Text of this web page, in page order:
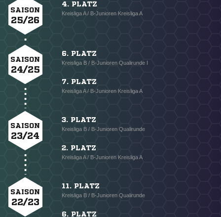
SAISON
25/26
4. PLATZ
Kreisliga A / B-Junioren Kreisliga A
SAISON
24/25
6. PLATZ
Kreisliga B / B-Junioren Qualirunde I
7. PLATZ
Kreisliga A / B-Junioren Kreisliga A
SAISON
23/24
3. PLATZ
Kreisliga B / B-Junioren Qualirunde
2. PLATZ
Kreisliga A / B-Junioren Kreisliga A
SAISON
22/23
11. PLATZ
Kreisliga B / B-Junioren Qualirunde
6. PLATZ